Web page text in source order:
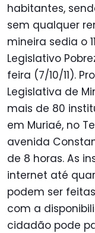
habitantes,
sem qualquer
mineira sedia o
Legislativo
feira (7/10/11).
Legislativa de
mais de 80
em Muriaé, no
avenida
de 8 horas. As
internet até
podem ser
com a
cidadão pode